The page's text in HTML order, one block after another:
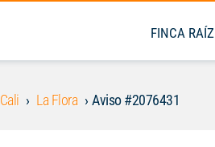
FINCA RAÍZ
Cali La Flora Aviso #2076431